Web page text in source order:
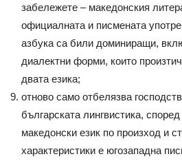
забележете – македонския
официалната и писмената
азбука са били доминиращи,
диалектни форми, които
двата езика;
отново само отбелязва
българската лингвистика,
македонски език по произход и
характеристики е югозападна